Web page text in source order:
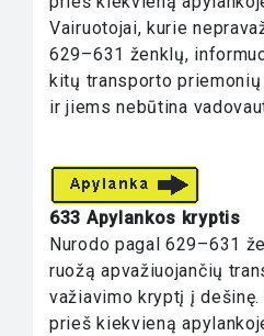
Vairuotojai, kurie
629–631 ženklų,
kitų transporto
ir jiems nebūtina
633 Apylankos kryptis
Nurodo pagal 629–631
ruožą apvažiuojančių
važiavimo kryptį į
prieš kiekvieną